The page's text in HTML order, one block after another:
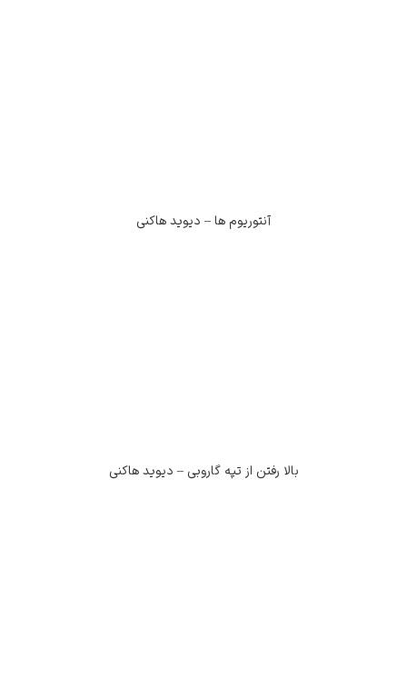
آنتوریوم ها – دیوید هاکنی
بالا رفتن از تپه گاروبی – دیوید هاکنی